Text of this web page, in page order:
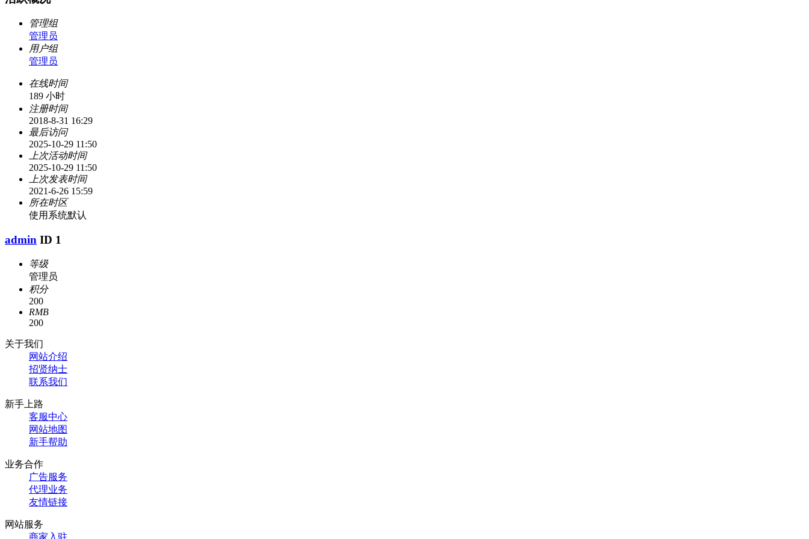
管理组
管理员
用户组
管理员
在线时间
189 小时
注册时间
2018-8-31 16:29
最后访问
2025-10-29 11:50
上次活动时间
2025-10-29 11:50
上次发表时间
2021-6-26 15:59
所在时区
使用系统默认
admin ID 1
等级
管理员
积分
200
RMB
200
关于我们
网站介绍
招贤纳士
联系我们
新手上路
客服中心
网站地图
新手帮助
业务合作
广告服务
代理业务
友情链接
网站服务
商家入驻